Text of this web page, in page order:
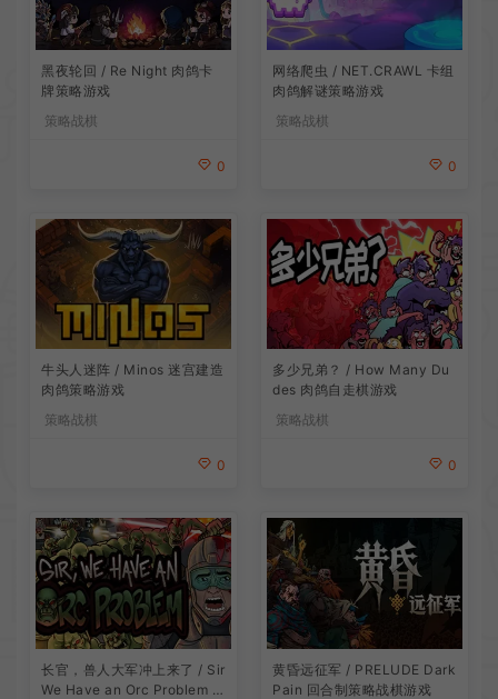
黑夜轮回 / Re Night 肉鸽卡
牌策略游戏
策略战棋
0
网络爬虫 / NET.CRAWL 卡组
肉鸽解谜策略游戏
策略战棋
0
牛头人迷阵 / Minos 迷宫建造
肉鸽策略游戏
策略战棋
0
多少兄弟？ / How Many Du
des 肉鸽自走棋游戏
策略战棋
0
长官，兽人大军冲上来了 / Sir
We Have an Orc Problem 增
黄昏远征军 / PRELUDE Dark
Pain 回合制策略战棋游戏